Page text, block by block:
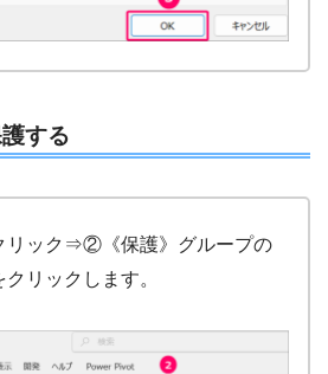
する
リック⇒②《保護》グループの
クリックします。